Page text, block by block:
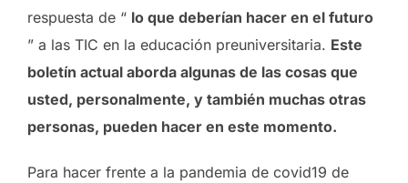
respuesta de “ lo que deberían hacer en el futuro
” a las TIC en la educación preuniversitaria. Este
boletín actual aborda algunas de las cosas que
usted, personalmente, y también muchas otras
personas, pueden hacer en este momento.
Para hacer frente a la pandemia de covid19 de